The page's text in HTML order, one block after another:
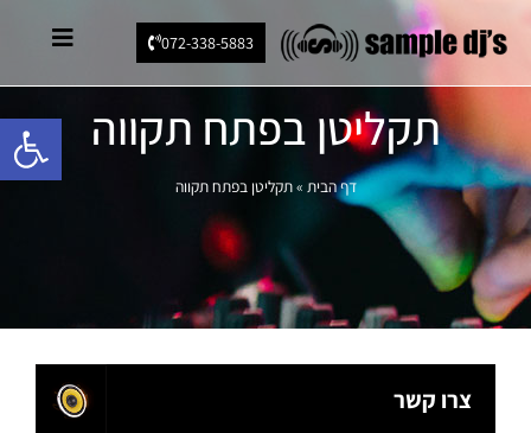
פתח
072-338-5883
תקליטן בפתח תקווה
דף הבית »תקליטן בפתח תקווה
צרו קשר